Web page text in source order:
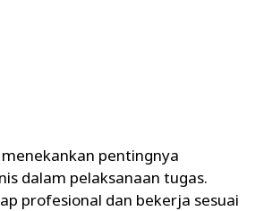
pentingnya
dalam pelaksanaan tugas.
profesional dan bekerja sesuai